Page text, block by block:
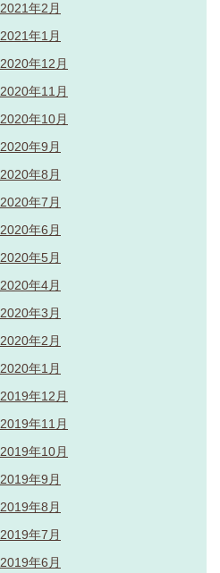
2021年2月
2021年1月
2020年12月
2020年11月
2020年10月
2020年9月
2020年8月
2020年7月
2020年6月
2020年5月
2020年4月
2020年3月
2020年2月
2020年1月
2019年12月
2019年11月
2019年10月
2019年9月
2019年8月
2019年7月
2019年6月